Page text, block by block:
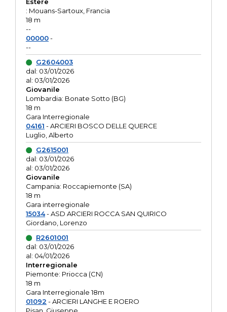
: Mouans-Sartoux, Francia
18 m
--
00000-
--
G2604003
dal: 03/01/2026
al: 03/01/2026
Giovanile
Lombardia: Bonate Sotto (BG)
18 m
Gara Interregionale
04161 - ARCIERI BOSCO DELLE QUERCE
Luglio, Alberto
G2615001
dal: 03/01/2026
al: 03/01/2026
Giovanile
Campania: Roccapiemonte (SA)
18 m
Gara interregionale
15034- ASD ARCIERI ROCCA SAN QUIRICO
Giordano, Lorenzo
R2601001
dal: 03/01/2026
al: 04/01/2026
Interregionale
Piemonte: Priocca (CN)
18 m
Gara Interregionale 18m
01092 - ARCIERI LANGHE E ROERO